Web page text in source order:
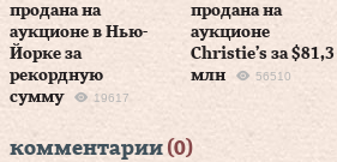
продана на
аукционе в Нью-
Йорке за
рекордную
сумму
19617
продана на
аукционе
Christie’s за $81,3
млн
56510
комментарии (0)